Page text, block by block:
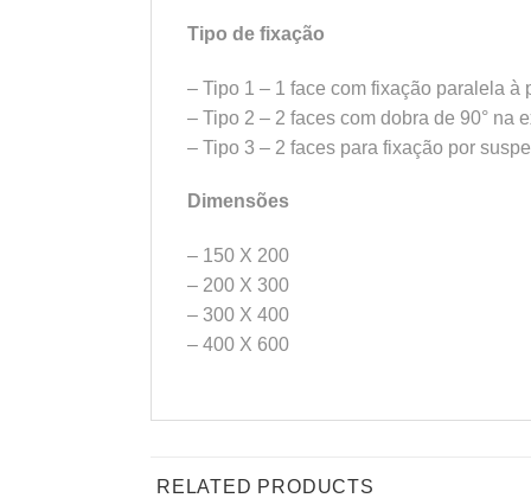
Tipo de fixação
– Tipo 1 – 1 face com fixação paralela à
– Tipo 2 – 2 faces com dobra de 90° na
– Tipo 3 – 2 faces para fixação por
Dimensões
– 150 X 200
– 200 X 300
– 300 X 400
– 400 X 600
RELATED PRODUCTS